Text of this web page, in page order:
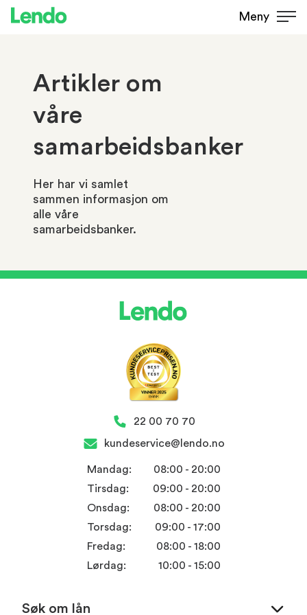
Meny
Artikler om
våre
samarbeidsbanker
Her har vi samlet
sammen informasjon om
alle våre
samarbeidsbanker.
22 00 70 70
kundeservice@lendo.no
Mandag:
08:00 - 20:00
Tirsdag:
09:00 - 20:00
Onsdag:
08:00 - 20:00
Torsdag:
09:00 - 17:00
Fredag:
08:00 - 18:00
Lørdag:
10:00 - 15:00
Søk om lån